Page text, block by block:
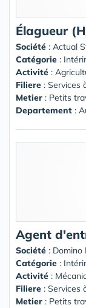
Élagueur
Société : Actual
Catégorie :
Activité :
Filiere : Services
Metier : Petits
Departement :
Agent
Société : Domino
Catégorie :
Activité :
Filiere : Services
Metier : Petits